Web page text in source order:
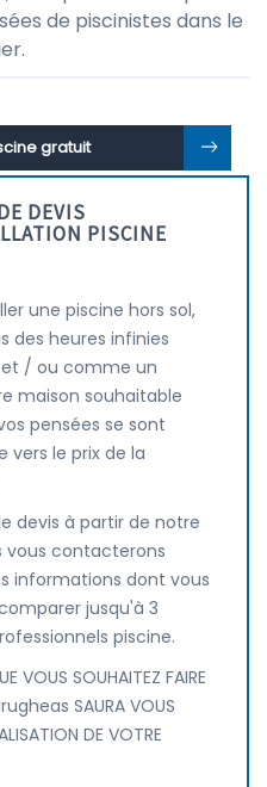
de piscinistes dans le
gratuit
DEVIS
PISCINE
une piscine hors sol,
des heures infinies
/ ou comme un
maison souhaitable
pensées se sont
vers le prix de la
devis à partir de notre
vous contacterons
informations dont vous
jusqu'à 3
piscine.
VOUS SOUHAITEZ FAIRE
SAURA VOUS
DE VOTRE